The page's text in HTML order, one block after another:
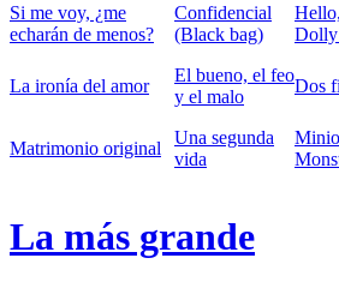
Si me voy, ¿me
echarán de menos?
Confidencial
(Black bag)
Hello,
La ironía del amor
El bueno, el feo
y el malo
Dos
Matrimonio original
Una segunda
vida
La más grande